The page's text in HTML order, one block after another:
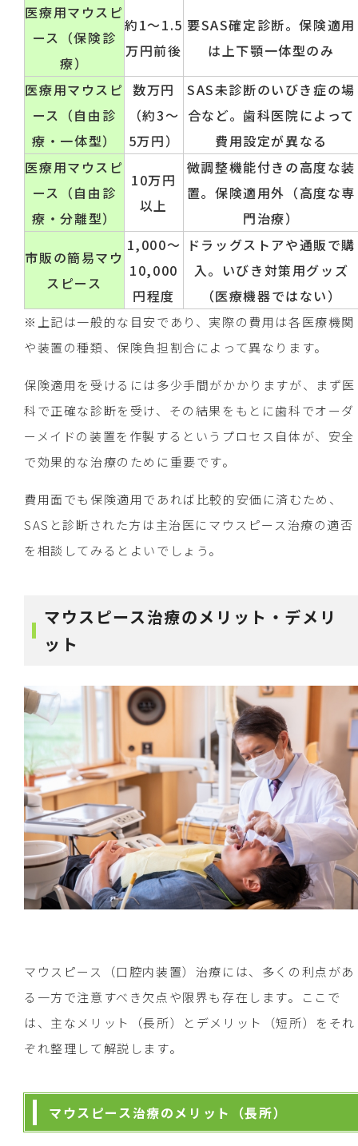
医療用マウスピ
ース（保険診
療）
約1～1.5
万円前後
要SAS確定診断。保険適用
は上下顎一体型のみ
医療用マウスピ
ース（自由診
療・一体型）
数万円
（約3～
5万円）
SAS未診断のいびき症の場
合など。歯科医院によって
費用設定が異なる
医療用マウスピ
ース（自由診
療・分離型）
10万円
以上
微調整機能付きの高度な装
置。保険適用外（高度な専
門治療）
市販の簡易マウ
スピース
1,000～
10,000
円程度
ドラッグストアや通販で購
入。いびき対策用グッズ
（医療機器ではない）
※上記は一般的な目安であり、実際の費用は各医療機関
や装置の種類、保険負担割合によって異なります。
保険適用を受けるには多少手間がかかりますが、まず医
科で正確な診断を受け、その結果をもとに歯科でオーダ
ーメイドの装置を作製するというプロセス自体が、安全
で効果的な治療のために重要です。
費用面でも保険適用であれば比較的安価に済むため、
SASと診断された方は主治医にマウスピース治療の適否
を相談してみるとよいでしょう。
マウスピース治療のメリット・デメリ
ット
マウスピース（口腔内装置）治療には、多くの利点があ
る一方で注意すべき欠点や限界も存在します。ここで
は、主なメリット（長所）とデメリット（短所）をそれ
ぞれ整理して解説します。
マウスピース治療のメリット（長所）